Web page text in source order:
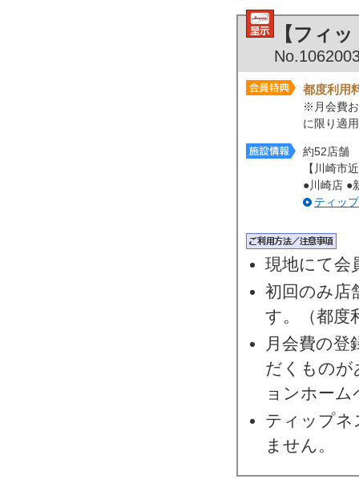
【フィ
都度利用
※月会費
に限り適
約52店舗
【川崎市
●川崎店 ●
ティッ
現地にて会
初回のみ店
す。（都度
月会費の登
だくものが
ョンホー
ティップネ
ません。